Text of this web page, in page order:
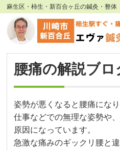
麻生区・柿生・新百合ヶ丘の鍼灸・整体
腰痛の解説ブロ
姿勢が悪くなると腰痛にな
仕事などでの無理な姿勢や
原因になっています。
急激な痛みのギックリ腰と